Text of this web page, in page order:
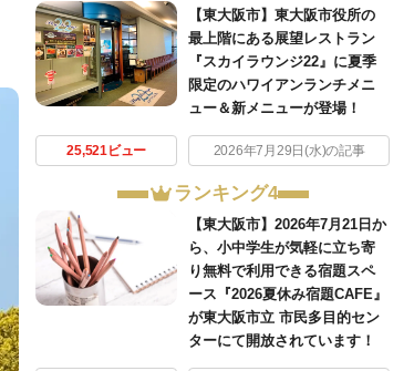
【東大阪市】東大阪市役所の
最上階にある展望レストラン
『スカイラウンジ22』に夏季
限定のハワイアンランチメニ
ュー＆新メニューが登場！
25,521ビュー 2026年7月29日(水)の記事
ランキング4
【東大阪市】2026年7月21日か
ら、小中学生が気軽に立ち寄
り無料で利用できる宿題スペ
ース『2026夏休み宿題CAFE』
が東大阪市立 市民多目的セン
ターにて開放されています！